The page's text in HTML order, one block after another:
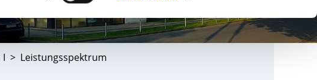
Leistungsspektrum